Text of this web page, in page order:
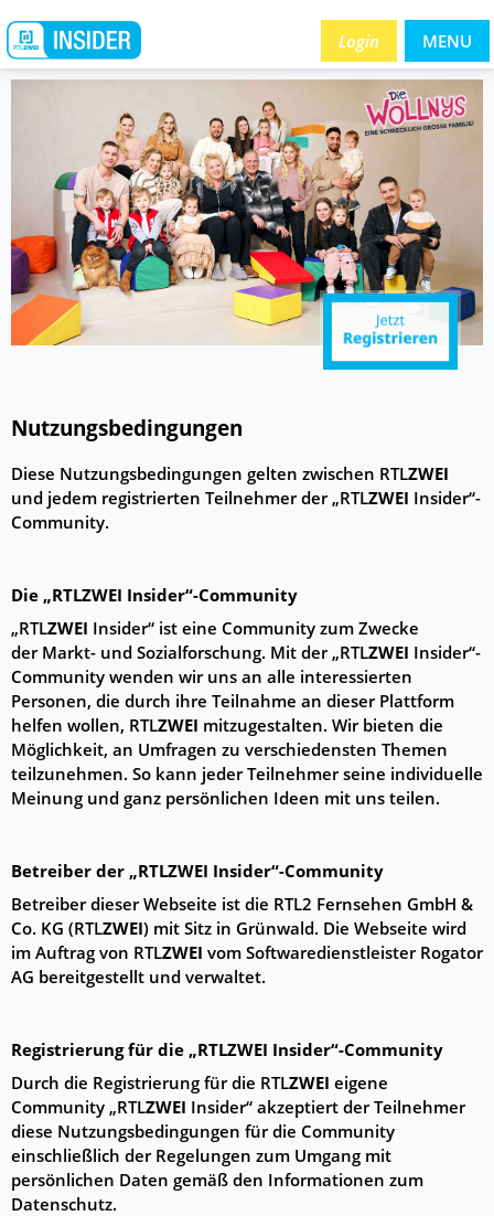
Login MENU
Nutzungsbedingungen
Diese Nutzungsbedingungen gelten zwischen RTLZWEI
und jedem registrierten Teilnehmer der „RTLZWEI Insider“-
Community.
Die „RTLZWEI Insider“-Community
„RTLZWEI Insider“ ist eine Community zum Zwecke
der Markt- und Sozialforschung. Mit der „RTLZWEI Insider“-
Community wenden wir uns an alle interessierten
Personen, die durch ihre Teilnahme an dieser Plattform
helfen wollen, RTLZWEI mitzugestalten. Wir bieten die
Möglichkeit, an Umfragen zu verschiedensten Themen
teilzunehmen. So kann jeder Teilnehmer seine individuelle
Meinung und ganz persönlichen Ideen mit uns teilen.
Betreiber der „RTLZWEI Insider“-Community
Betreiber dieser Webseite ist die RTL2 Fernsehen GmbH &
Co. KG (RTLZWEI) mit Sitz in Grünwald. Die Webseite wird
im Auftrag von RTLZWEI vom Softwaredienstleister Rogator
AG bereitgestellt und verwaltet.
Registrierung für die „RTLZWEI Insider“-Community
Durch die Registrierung für die RTLZWEI eigene
Community „RTLZWEI Insider“ akzeptiert der Teilnehmer
diese Nutzungsbedingungen für die Community
einschließlich der Regelungen zum Umgang mit
persönlichen Daten gemäß den Informationen zum
Datenschutz.